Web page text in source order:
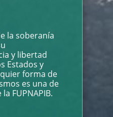
la soberanía
y libertad
Estados y
forma de
es una de
FUPNAPIB.